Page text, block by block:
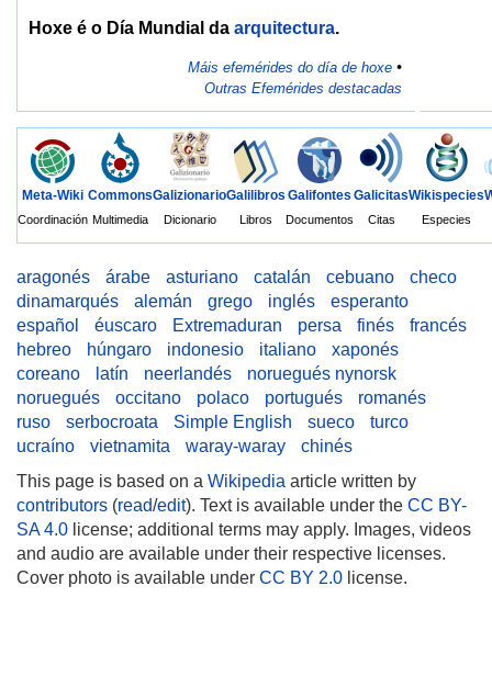
Hoxe é o Día Mundial da arquitectura.
Máis efemérides do día de hoxe •
Outras Efemérides destacadas
Meta-Wiki
Coordinación
Commons
Multimedia
Galizionario
Dicionario
Galilibros
Libros
Galifontes
Documentos
Galicitas
Citas
Wikispecies
Especies
aragonés árabe asturiano catalán cebuano
checo
dinamarqués
alemán grego inglés
esperanto
español
éuscaro Extremaduran persa finés
francés
hebreo
húngaro indonesio italiano
xaponés
coreano
latín neerlandés
noruegués nynorsk
noruegués
occitano polaco portugués
romanés
ruso
serbocroata Simple English sueco
turco
ucraíno
vietnamita waray-waray
chinés
This page is based on a Wikipedia article written by
contributors (read/edit). Text is available under the CC BY-
SA 4.0 license; additional terms may apply. Images, videos
and audio are available under their respective licenses.
Cover photo is available under CC BY 2.0 license.